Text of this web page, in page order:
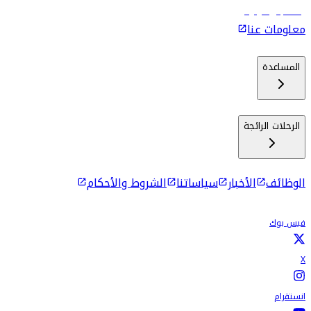
رحلات إلى كولومبو
معلومات عنا
المساعدة
الرحلات الرائجة
الوظائف الأخبار سياساتنا الشروط والأحكام
فيس بوك
X
انستقرام